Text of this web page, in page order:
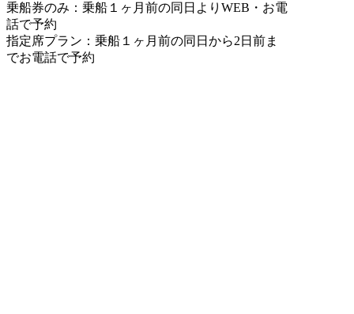
乗船券のみ：乗船１ヶ月前の同日よりWEB・お電
話で予約
指定席プラン：乗船１ヶ月前の同日から2日前ま
でお電話で予約